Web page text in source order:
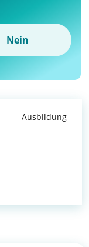
Nein
Ausbildung